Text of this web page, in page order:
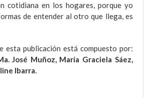
cotidiana en los hogares, porque yo
de entender al otro que llega, es
esta publicación está compuesto por:
José Muñoz, María Graciela Sáez,
Ibarra.